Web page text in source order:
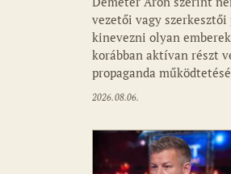
vezetői vagy szerkesztői
kinevezni olyan
korábban aktívan részt
propaganda
2026.08.06.